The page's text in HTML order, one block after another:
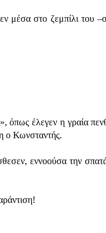
στο ζεμπίλι του
έλεγεν η γραία
ο Κωνσταντής.
εννοούσα την